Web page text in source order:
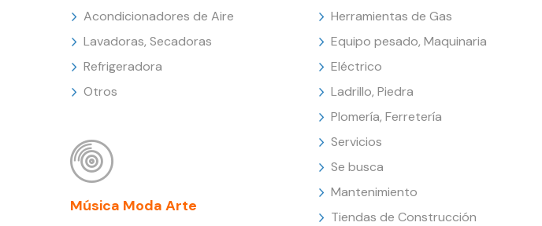
Acondicionadores de Aire
Lavadoras, Secadoras
Refrigeradora
Otros
Música Moda Arte
Herramientas de Gas
Equipo pesado, Maquinaria
Eléctrico
Ladrillo, Piedra
Plomería, Ferretería
Servicios
Se busca
Mantenimiento
Tiendas de Construcción